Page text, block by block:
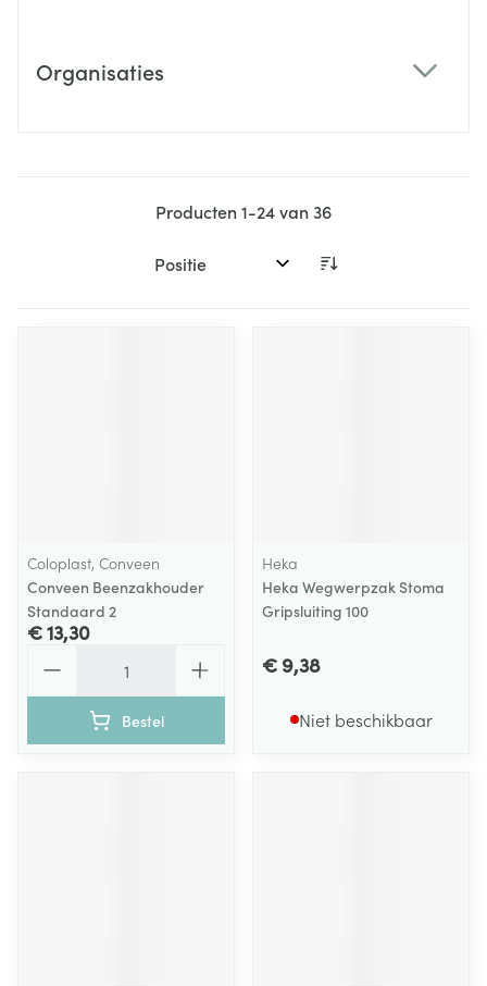
Organisaties
Producten1-24van36
Sorteer op:
Coloplast, Conveen
Conveen Beenzakhouder
Standaard 2
€ 13,30
Bestel
Heka
Heka Wegwerpzak Stoma
Gripsluiting 100
€ 9,38
Niet beschikbaar